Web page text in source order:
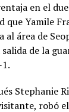
en el
que Yamile
al área de
de la
Stephanie
robó